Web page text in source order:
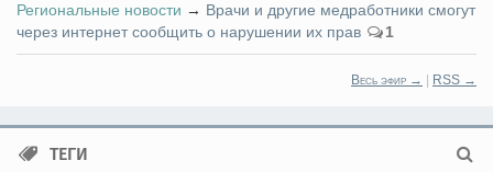
Региональные новости → Врачи и другие медработники смогут
через интернет сообщить о нарушении их прав
1
Весь эфир → RSS →
ТЕГИ